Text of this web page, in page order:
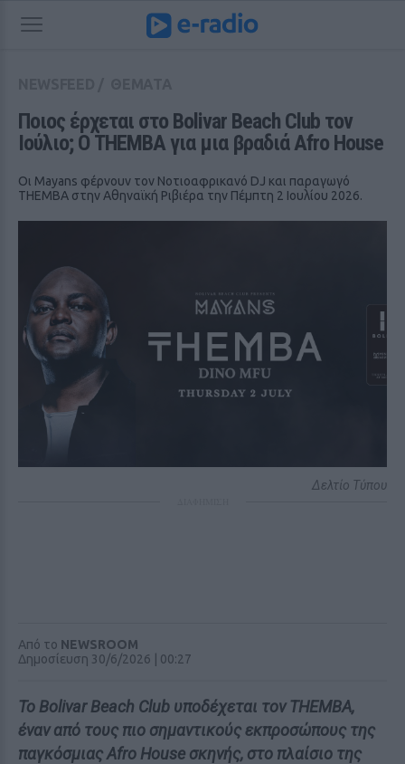
Ποιος έρχεται στο Bolivar Beach Club τον
Ιούλιο; Ο THEMBA για μια βραδιά Afro House
Οι Mayans φέρνουν τον Νοτιοαφρικανό DJ και παραγωγό
THEMBA στην Αθηναϊκή Ριβιέρα την Πέμπτη 2 Ιουλίου 2026.
Δελτίο Τύπου
Από το NEWSROOM
Δημοσίευση 30/6/2026 | 00:27
Το Bolivar Beach Club υποδέχεται τον THEMBA,
έναν από τους πιο σημαντικούς εκπροσώπους της
παγκόσμιας Afro House σκηνής, στο πλαίσιο της